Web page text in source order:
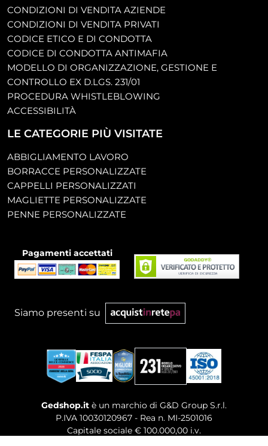
CONDIZIONI DI VENDITA AZIENDE
CONDIZIONI DI VENDITA PRIVATI
CODICE ETICO E DI CONDOTTA
CODICE DI CONDOTTA ANTIMAFIA
MODELLO DI ORGANIZZAZIONE, GESTIONE E
CONTROLLO EX D.LGS. 231/01
PROCEDURA WHISTLEBLOWING
ACCESSIBILITÀ
LE CATEGORIE PIÙ VISITATE
ABBIGLIAMENTO LAVORO
BORRACCE PERSONALIZZATE
CAPPELLI PERSONALIZZATI
MAGLIETTE PERSONALIZZATE
PENNE PERSONALIZZATE
Pagamenti accettati
Siamo presenti su
Gedshop.it è un marchio di G&D Group S.r.l.
P.IVA 10030120967 - Rea n. MI-2501016
Capitale sociale € 100.000,00 i.v.